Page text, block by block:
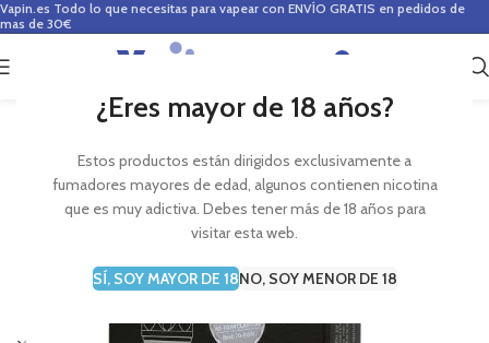
¿Eres mayor de 18 años?
Estos productos están dirigidos exclusivamente a
fumadores mayores de edad, algunos contienen nicotina
que es muy adictiva. Debes tener más de 18 años para
visitar esta web.
SÍ, SOY MAYOR DE 18NO, SOY MENOR DE 18
Vapin.es Todo lo que necesitas para vapear con ENVÍO GRATIS en pedidos de
mas de 30€
0